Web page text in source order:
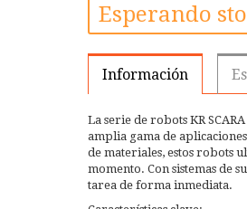
Esperando
Información
La serie de robots KR
amplia gama de
de materiales, estos robots
momento. Con sistemas de
tarea de forma inmediata.